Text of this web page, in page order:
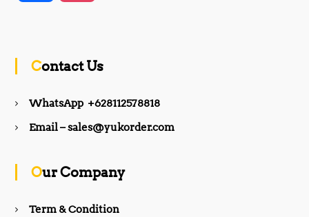
b a
Contact Us
WhatsApp +628112578818
Email – sales@yukorder.com
Our Company
Term & Condition